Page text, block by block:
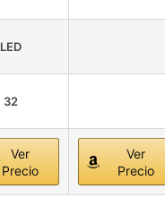
LED
32
Ver
Precio
Ver
Precio